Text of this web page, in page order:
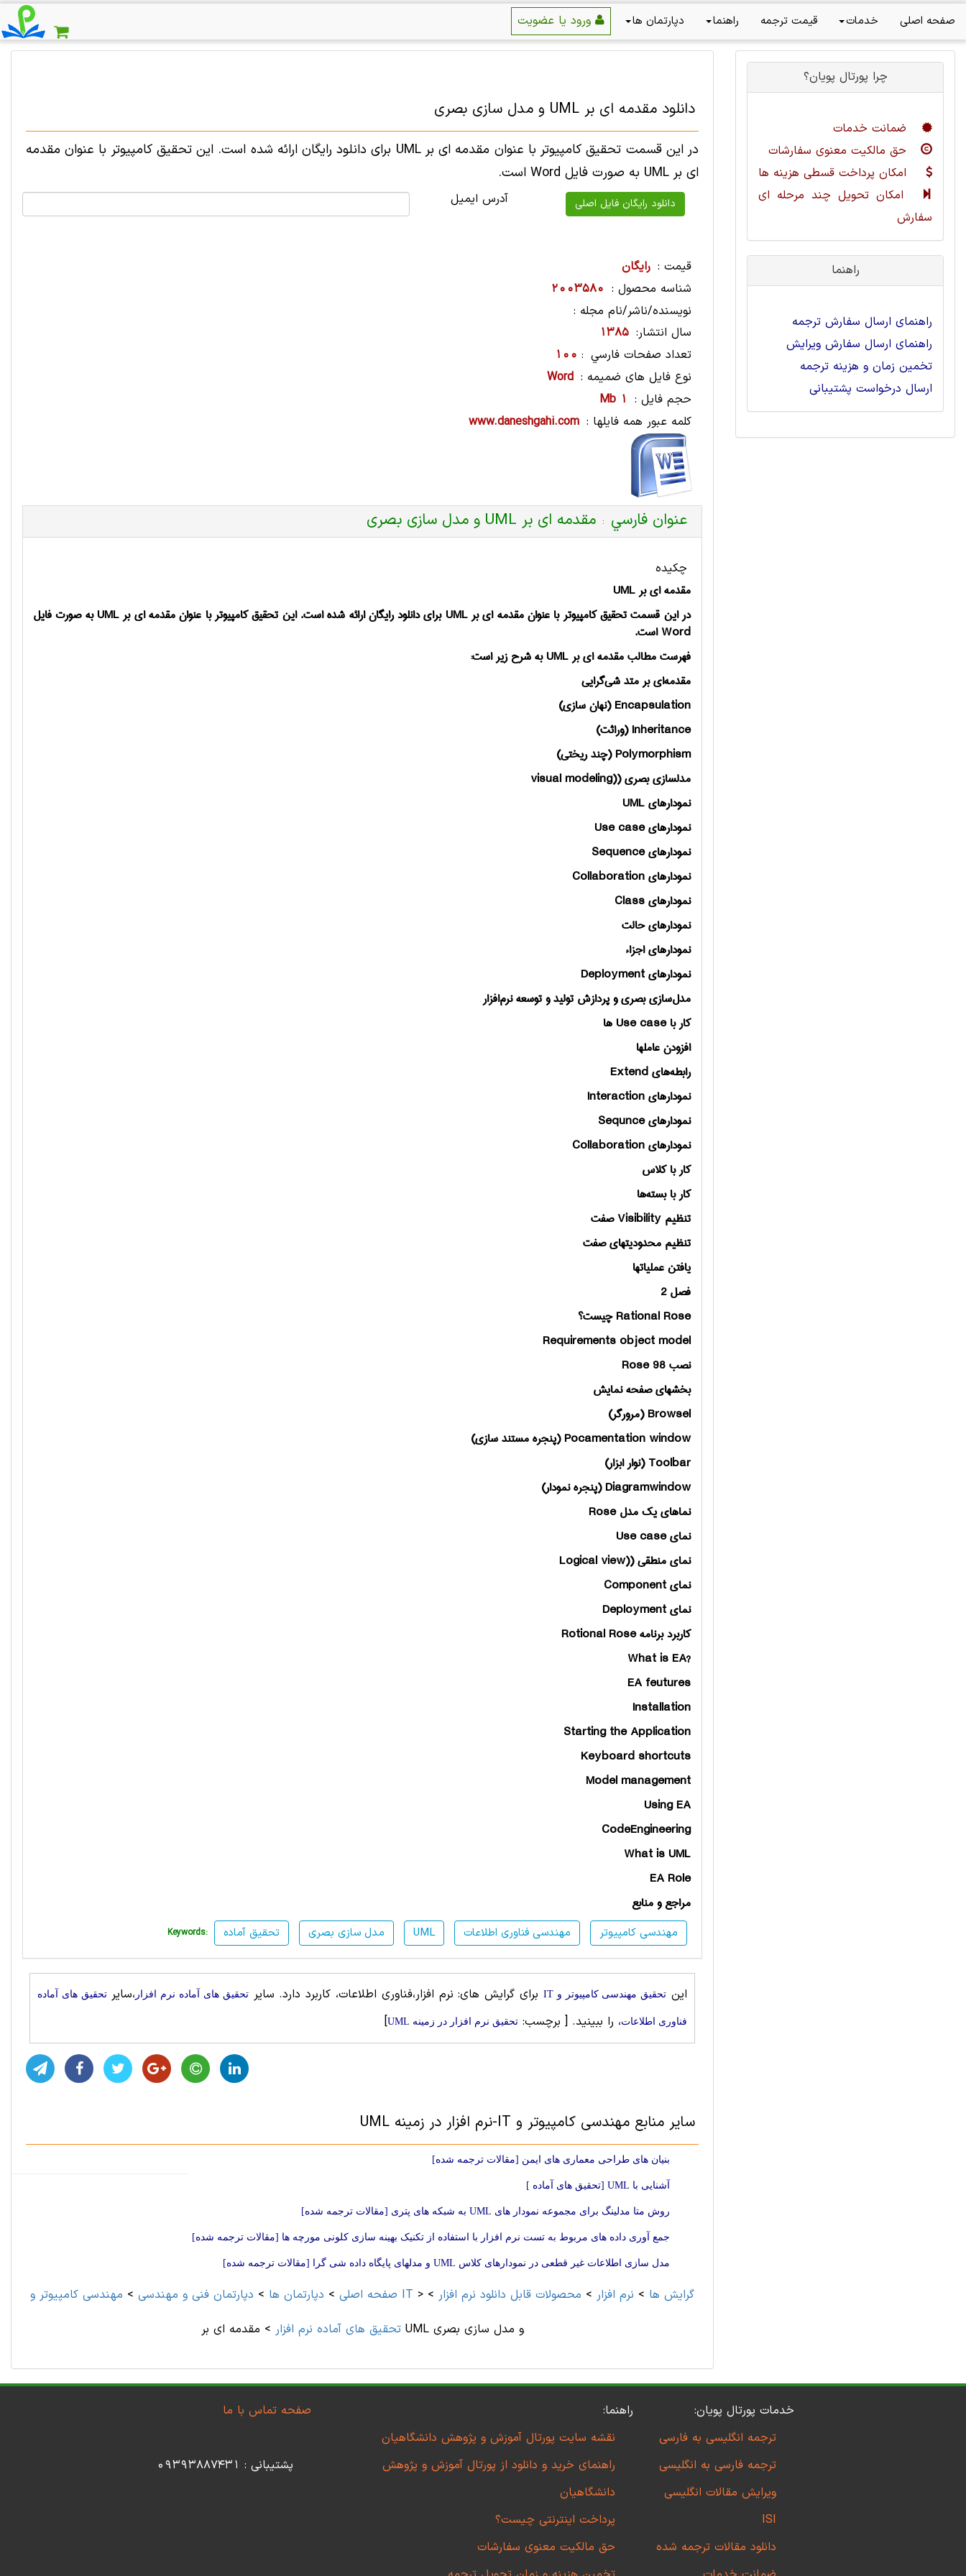
صفحه اصلی خدمات قیمت ترجمه راهنما دپارتمان ها
دانلود مقدمه ای بر UML و مدل سازی بصری
در این قسمت تحقیق کامپیوتر با عنوان مقدمه ای بر UML برای دانلود رایگان ارائه شده است. این تحقیق کامپیوتر با عنوان مقدمه
ای بر UML به صورت فایل Word است.
آدرس ایمیل
قیمت : رایگان
شناسه محصول : 2003580
نویسنده/ناشر/نام مجله :
سال انتشار: 1385
تعداد صفحات فارسي :
100
نوع فایل های ضمیمه : Word
حجم فایل : 1 Mb
کلمه عبور همه فایلها : www.daneshgahi.com
عنوان فارسي : مقدمه ای بر UML و مدل سازی بصری
چکیده
مقدمه ای برUML
در این قسمت تحقیق کامپیوتر با عنوان مقدمه ای برUML برای دانلود رایگان ارائه شده است. این تحقیق کامپیوتر با عنوان مقدمه ای برUMLبه صورت فایل
Wordاست.
فهرست مطالب مقدمه ای برUMLبه شرح زیر است:
مقدمه‌ای بر متد شی‌گرایی
Encapsulation(نهان سازی)
Inheritance(وراثت)
Polymorphism(چند ریختی)
مدلسازی بصری (visual modeling)
نمودارهایUML
نمودارهایUse case
نمودارهایSequence
نمودارهایCollaboration
نمودارهایClass
نمودارهای حالت
نمودارهای اجزاء
نمودارهایDeployment
مدل‌سازی بصری و پردازش تولید و توسعه نرم‌افزار
كار باUse case ها
افزودن عاملها
رابطه‌هایExtend
نمودارهایInteraction
نمودارهایSequnce
نمودارهایCollaboration
كار با كلاس
كار با بسته‌ها
تنظیم Visibility صفت
تنظیم محدودیتهای صفت
یافتن عملیاتها
فصل 2
Rational Rose چیست؟
Requirements object model
نصبRose 98
بخشهای صفحه نمایش
Browsel(مرورگر)
Pocamentation window(پنجره مستند سازی)
Toolbar(نوار ابزار)
Diagramwindow(پنجره نمودار)
نماهای یك مدلRose
نمایUse case
نمای منطقی (Logical view)
نمایComponent
نمایDeployment
كاربرد برنامهRotional Rose
What is EA?
EA feutures
Installation
Starting the Application
Keyboard shortcuts
Model management
Using EA
CodeEngineering
What is UML
EA Role
مراجع و منابع
Keywords: تحقیق آماده مدل سازی بصری UML مهندسی فناوری اطلاعات مهندسی کامپیوتر
این تحقیق مهندسی کامپیوتر و IT برای گرایش های: نرم افزار،فناوری اطلاعات، کاربرد دارد. سایرتحقیق های آماده نرم افزار ،سایرتحقیق های آماده
فناوری اطلاعات، را ببینید. [ برچسب: تحقیق نرم افزار در زمینه UML ]
سایر منابع مهندسی کامپیوتر و IT-نرم افزار در زمینه UML
بنیان های طراحی معماری های ایمن [مقالات ترجمه شده]
آشنایی با UML [تحقیق های آماده ]
روش متا مدلینگ برای مجموعه نمودار های UML به شبکه های پتری [مقالات ترجمه شده]
جمع آوری داده های مربوط به تست نرم افزار با استفاده از تکنیک بهینه سازی کلونی مورچه ها [مقالات ترجمه شده]
مدل سازی اطلاعات غیر قطعی در نمودارهای کلاس UML و مدلهای پایگاه داده شی گرا [مقالات ترجمه شده]
صفحه اصلی > دپارتمان ها > دپارتمان فنی و مهندسی > مهندسی کامپیوتر و IT > گرایش ها > نرم افزار > محصولات قابل دانلود نرم افزار >
تحقیق های آماده نرم افزار > مقدمه ای بر UML و مدل سازی بصری
چرا پورتال پویان؟
ضمانت خدمات
حق مالکیت معنوی سفارشات
امکان پرداخت قسطی هزینه ها
امکان تحویل چند مرحله ای
سفارش
راهنما
راهنمای ارسال سفارش ترجمه
راهنمای ارسال سفارش ویرایش
تخمین زمان و هزینه ترجمه
ارسال درخواست پشتیبانی
خدمات پورتال پویان:
ترجمه انگلیسی به فارسی
ترجمه فارسی به انگلیسی
ویرایش مقالات انگلیسی
ISI
دانلود مقالات ترجمه شده
راهنما:
نقشه سایت پورتال آموزش و پژوهش دانشگاهیان
راهنمای خرید و دانلود از پورتال آموزش و پژوهش
دانشگاهیان
پرداخت اینترنتی چیست؟
حق مالکیت معنوی سفارشات
صفحه تماس با ما
پشتیبانی : 09393887431